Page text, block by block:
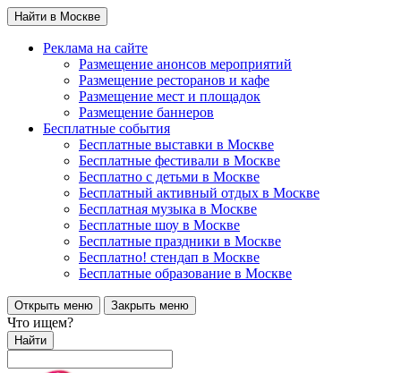
Найти в Москве
Реклама на сайте
Размещение анонсов мероприятий
Размещение ресторанов и кафе
Размещение мест и площадок
Размещение баннеров
Бесплатные события
Бесплатные выставки в Москве
Бесплатные фестивали в Москве
Бесплатно с детьми в Москве
Бесплатный активный отдых в Москве
Бесплатная музыка в Москве
Бесплатные шоу в Москве
Бесплатные праздники в Москве
Бесплатно! стендап в Москве
Бесплатные образование в Москве
Открыть меню Закрыть меню
Что ищем?
Найти